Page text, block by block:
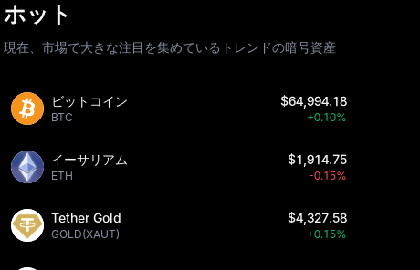
ホット
現在、市場で大きな注目を集めているトレンドの暗号資産
ビットコイン
BTC
$64,994.18
+0.10%
イーサリアム
ETH
$1,914.75
-0.15%
Tether Gold
GOLD(XAUT)
$4,327.58
+0.15%